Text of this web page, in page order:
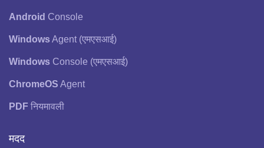
Android Console
WindowsAgent (एमएसआई)
Windows Console (एमएसआई)
ChromeOS Agent
PDF नियमावली
मदद